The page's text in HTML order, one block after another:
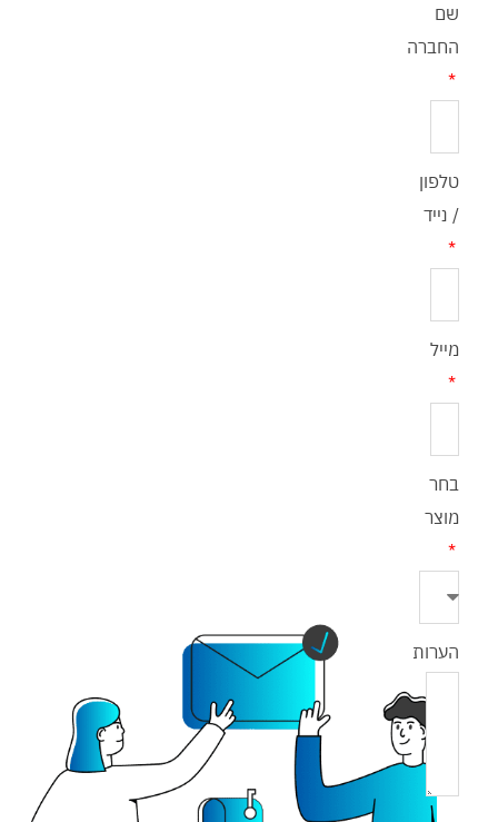
שם
החברה
טלפון
/ נייד
מייל
בחר
מוצר
הערות